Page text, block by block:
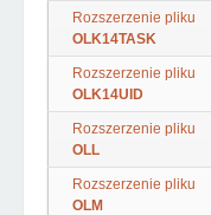
Rozszerzenie pliku
OLK14TASK
Rozszerzenie pliku
OLK14UID
Rozszerzenie pliku
OLL
Rozszerzenie pliku
OLM